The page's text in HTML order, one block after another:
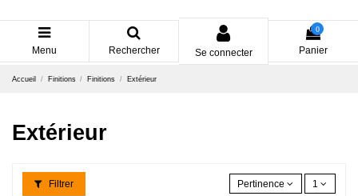
Menu Rechercher Se connecter
0
Panier
Accueil Finitions Finitions Extérieur
Extérieur
Filtrer Pertinence 1